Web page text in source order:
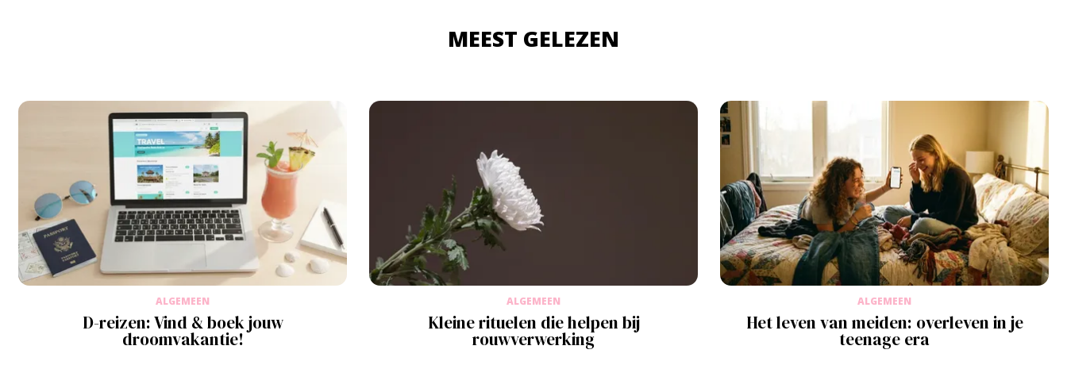
MEEST GELEZEN
ALGEMEEN
D-reizen: Vind & boek jouw
droomvakantie!
ALGEMEEN
Kleine rituelen die helpen bij
rouwverwerking
ALGEMEEN
Het leven van meiden: overleven in je
teenage era